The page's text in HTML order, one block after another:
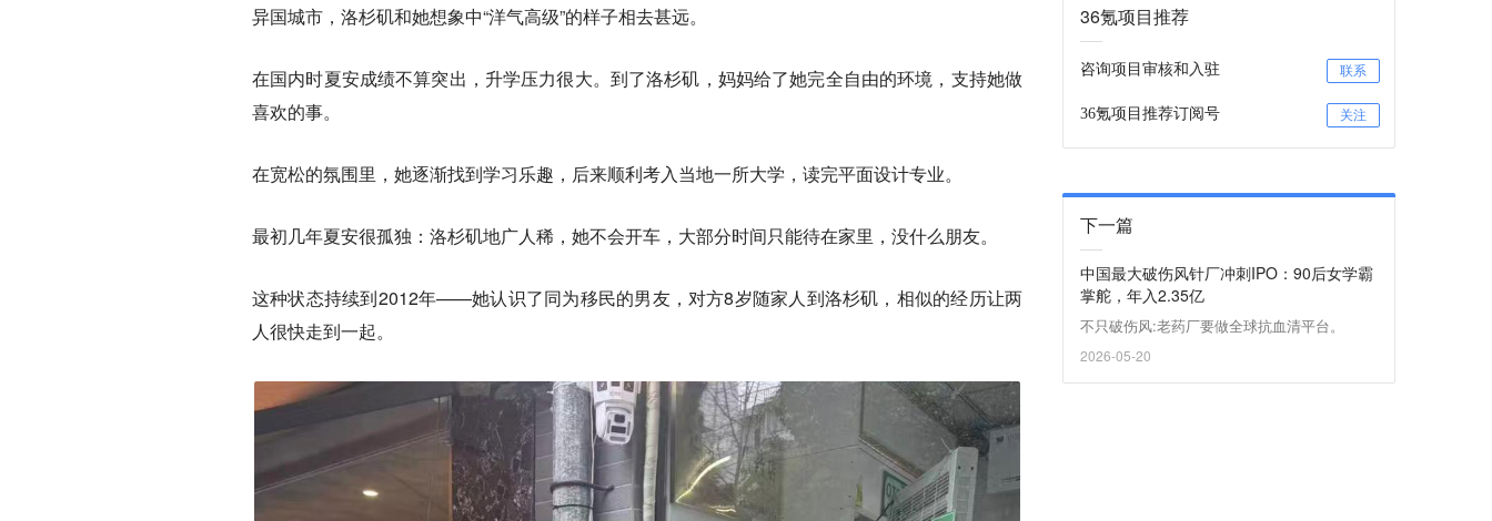
异国城市，洛杉矶和她想象中“洋气高级”的样子相去甚远。
在国内时夏安成绩不算突出，升学压力很大。到了洛杉矶，妈妈给了她完全自由的环境，支持她做
喜欢的事。
在宽松的氛围里，她逐渐找到学习乐趣，后来顺利考入当地一所大学，读完平面设计专业。
最初几年夏安很孤独： 洛杉矶地广人稀，她不会开车，大部分时间只能待在家里，没什么朋友。
这种状态持续到2012年——她认识了同为移民的男友，对方8岁随家人到洛杉矶，相似的经历让两
人很快走到一起。
36氪项目推荐
咨询项目审核和入驻 联系
36氪项目推荐订阅号 关注
下一篇
中国最大破伤风针厂冲刺IPO：90后女学霸
掌舵，年入2.35亿
不只破伤风:老药厂要做全球抗血清平台。
2026-05-20